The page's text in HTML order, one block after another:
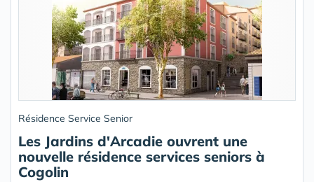
Résidence Service Senior
Les Jardins d'Arcadie ouvrent une
nouvelle résidence services seniors à
Cogolin